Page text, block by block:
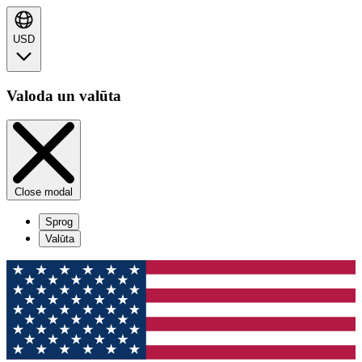
USD
Valoda un valūta
Close modal
Sprog
Valūta